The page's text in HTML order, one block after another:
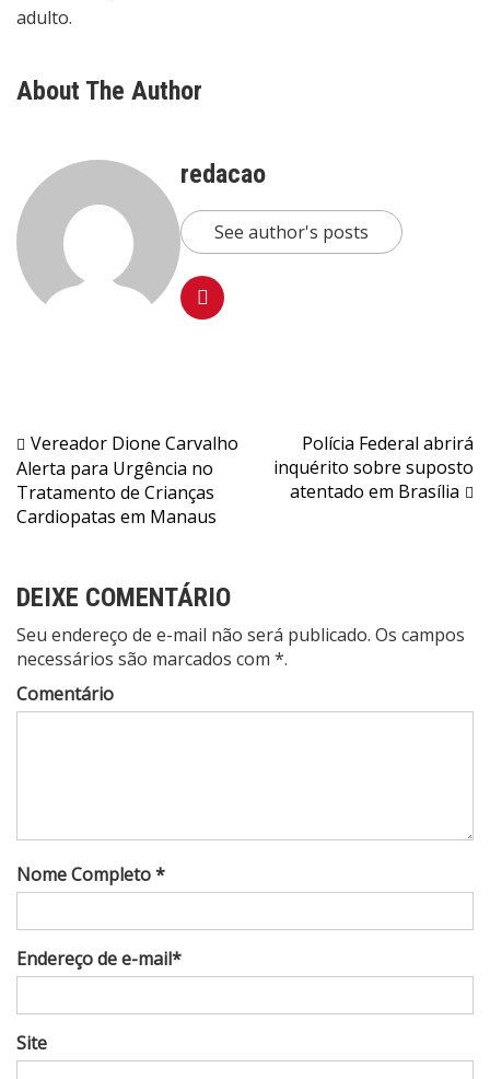
adulto.
About The Author
redacao
See author's posts
Navegação
de
Post
Vereador Dione Carvalho
Alerta para Urgência no
Tratamento de Crianças
Cardiopatas em Manaus
Polícia Federal abrirá
inquérito sobre suposto
atentado em Brasília
DEIXE COMENTÁRIO
Seu endereço de e-mail não será publicado. Os campos
necessários são marcados com *.
Comentário
Nome Completo *
Endereço de e-mail*
Site